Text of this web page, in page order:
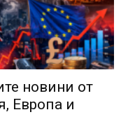
новини от
Европа и